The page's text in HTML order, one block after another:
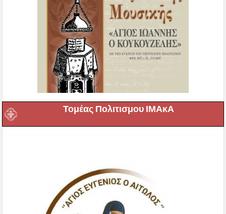
Τομέας Πολιτισμου ΙΜΑκΑ